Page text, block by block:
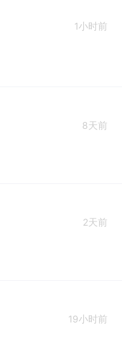
1小时前
8天前
2天前
19小时前